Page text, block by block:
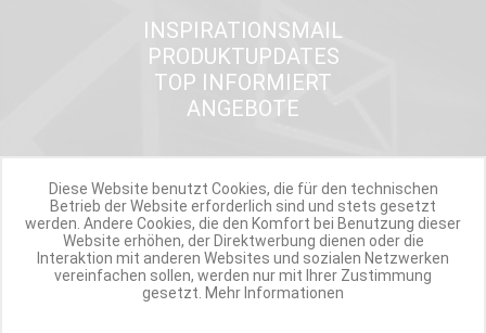
INSPIRATIONSMAIL
PRODUKTUPDATES
TOP INFORMIERT
ANGEBOTE
Werde Teil der Miweba Community!
Verpasse nie wieder exklusive Newsletter-Rabatte und Aktionen
Diese Website benutzt Cookies, die für den technischen
Betrieb der Website erforderlich sind und stets gesetzt
werden. Andere Cookies, die den Komfort bei Benutzung dieser
Website erhöhen, der Direktwerbung dienen oder die
Interaktion mit anderen Websites und sozialen Netzwerken
vereinfachen sollen, werden nur mit Ihrer Zustimmung
gesetzt. Mehr Informationen